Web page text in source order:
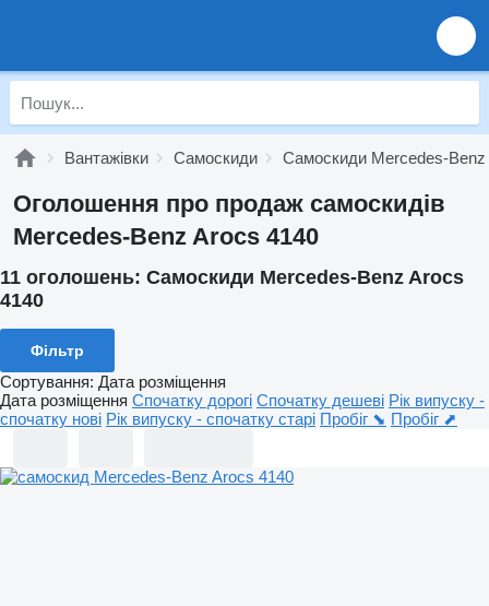
Вантажівки Самоскиди Самоскиди Mercedes-Benz
Оголошення про продаж самоскидів
Mercedes-Benz Arocs 4140
11 оголошень: Самоскиди Mercedes-Benz Arocs
4140
Фільтр
Сортування: Дата розміщення
Дата розміщення Спочатку дорогі Спочатку дешеві Рік випуску -
спочатку нові Рік випуску - спочатку старі Пробіг ⬊ Пробіг ⬈